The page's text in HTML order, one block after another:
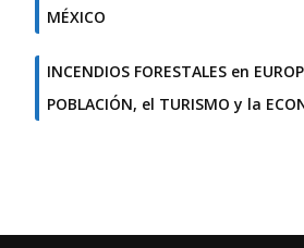
MÉXICO
INCENDIOS FORESTALES en
POBLACIÓN, el TURISMO y la